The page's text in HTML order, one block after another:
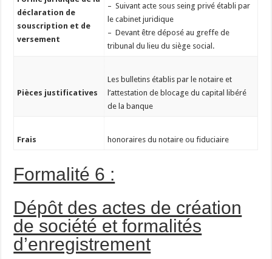
déclaration de
souscription et de
versement
– Suivant acte sous seing privé établi par
le cabinet juridique
– Devant être déposé au greffe de
tribunal du lieu du siège social.
Pièces justificatives
Les bulletins établis par le notaire et
l’attestation de blocage du capital libéré
de la banque
Frais honoraires du notaire ou fiduciaire
Formalité 6 :
Dépôt des actes de création
de société et formalités
d’enregistrement